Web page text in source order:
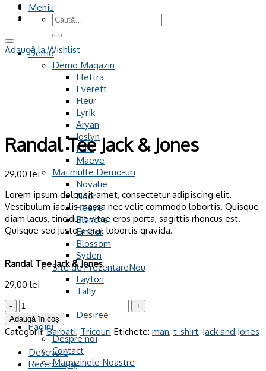
Meniu
Caută
după:
Demo
Demo Magazin
Elettra
Everett
Fleur
Lyrik
Aryan
Joslyn
Kaia
Maeve
Mai multe Demo-uri
Novalie
Noor
Reeve
Blanche
Ember
Blossom
Syden
Site de Prezentare
Layton
Tally
Estern
Desiree
Pagini
Despre noi
Contact
Magazinele Noastre
Adaugă la Wishlist
Randal Tee Jack & Jones
29,00 lei
Lorem ipsum dolor sit amet, consectetur adipiscing elit.
Vestibulum iaculis massa nec velit commodo lobortis. Quisque
diam lacus, tincidunt vitae eros porta, sagittis rhoncus est.
Quisque sed justo a erat lobortis gravida.
Randal Tee Jack & Jones
29,00 lei
Cantitate
Randal
Tee
Jack
&
Jones
Adaugă în coș
Categorii:Barbati, Tricouri Etichete: man, t-shirt, Jack and Jones
Descriere
Recenzii (0)